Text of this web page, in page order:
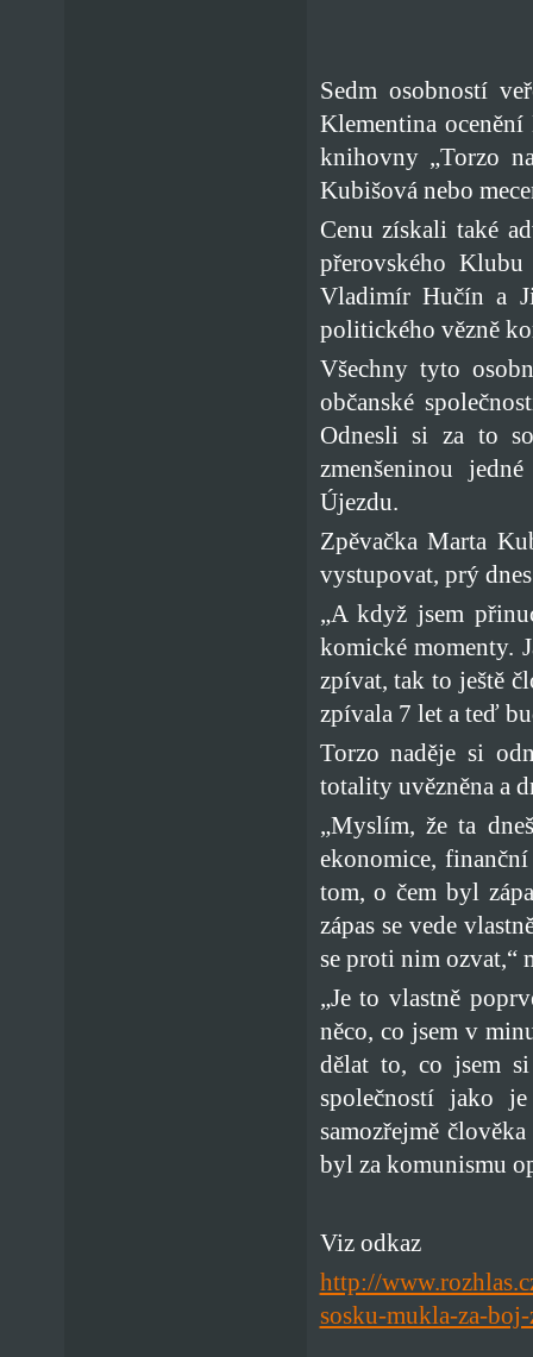
Sedm osobností
Klementina
knihovny „Torzo
Kubišová nebo
Cenu získali také
přerovského Klubu
Vladimír Hučín a
politického vězně
Všechny tyto
občanské
Odnesli si za to
zmenšeninou
Újezdu.
Zpěvačka Marta
vystupovat, prý
„A když jsem
komické momenty.
zpívat, tak to ještě
zpívala 7 let a teď
Torzo naděje si
totality uvězněna a
„Myslím, že ta
ekonomice,
tom, o čem byl
zápas se vede
se proti nim ozvat,“
„Je to vlastně
něco, co jsem v
dělat to, co jsem
společností jako
samozřejmě
byl za komunismu
Viz odkaz
http://
sosku-mukla-za-